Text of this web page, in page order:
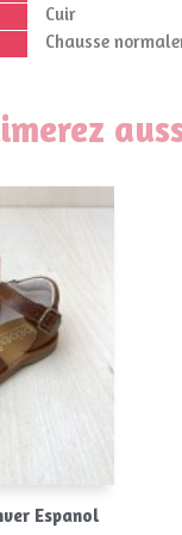
Cuir
Chausse
Espanol